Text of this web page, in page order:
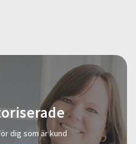
dig som är kund